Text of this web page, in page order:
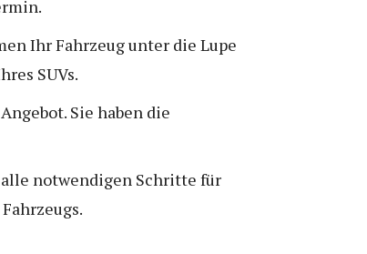
Ihr Fahrzeug unter die Lupe
SUVs.
Sie haben die
notwendigen Schritte für